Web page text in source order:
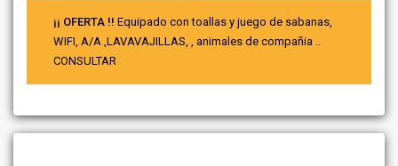
¡¡ OFERTA !! Equipado con toallas y juego de sabanas,
WIFI, A/A ,LAVAVAJILLAS, , animales de compañia ..
CONSULTAR